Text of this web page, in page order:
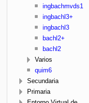
ingbachmvds1
ingbachl3+
ingbachl3
bachl2+
bachl2
Varios
quim6
Secundaria
Primaria